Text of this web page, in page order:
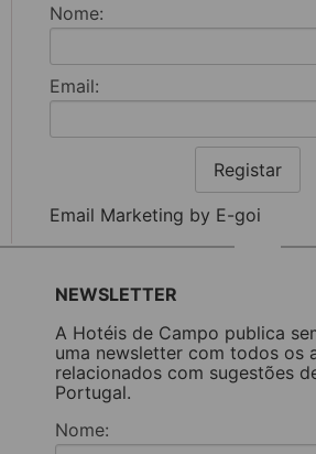
Nome:
Email:
Registar
Email Marketing by E-goi
NEWSLETTER
A Hotéis de Campo publica
uma newsletter com todos os
relacionados com sugestões
Portugal.
Nome: